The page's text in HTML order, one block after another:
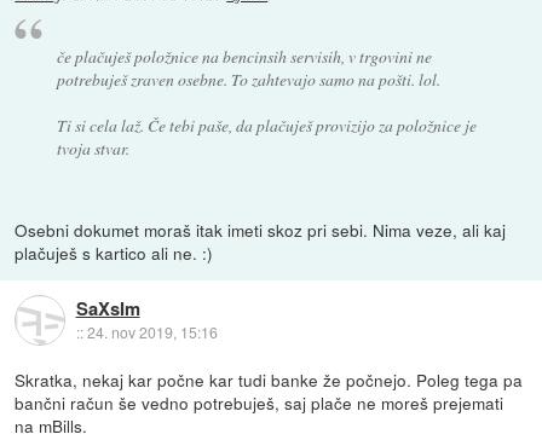
če plačuješ položnice na bencinsih servisih, v trgovini ne
potrebuješ zraven osebne. To zahtevajo samo na pošti. lol.
Ti si cela laž. Če tebi paše, da plačuješ provizijo za položnice je
tvoja stvar.
Osebni dokumet moraš itak imeti skoz pri sebi. Nima veze, ali kaj
plačuješ s kartico ali ne. :)
SaXsIm
::24. nov 2019, 15:16
Skratka, nekaj kar počne kar tudi banke že počnejo. Poleg tega pa
bančni račun še vedno potrebuješ, saj plače ne moreš prejemati
na mBills.